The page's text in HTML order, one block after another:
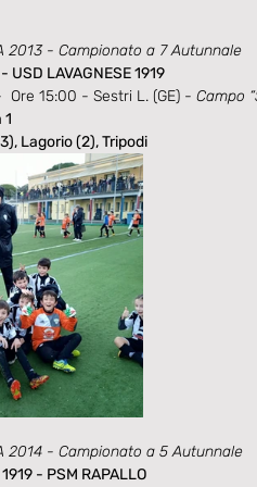
2013 - Campionato a 7 Autunnale
USD LAVAGNESE 1919
Ore 15:00 - Sestri L. (GE) - Campo
1
Lagorio (2), Tripodi
2014 - Campionato a 5 Autunnale
- PSM RAPALLO